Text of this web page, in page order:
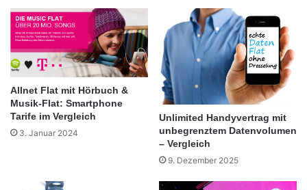
Allnet Flat mit Hörbuch &
Musik-Flat: Smartphone
Tarife im Vergleich
3. Januar 2024
Unlimited Handyvertrag mit
unbegrenztem Datenvolumen
– Vergleich
9. Dezember 2025